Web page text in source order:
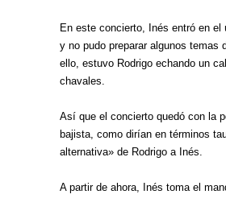
En este concierto, Inés entró en el
y no pudo preparar algunos temas
ello, estuvo Rodrigo echando un
chavales.
Así que el concierto quedó con la
bajista, como dirían en términos
alternativa» de Rodrigo a Inés.
A partir de ahora, Inés toma el